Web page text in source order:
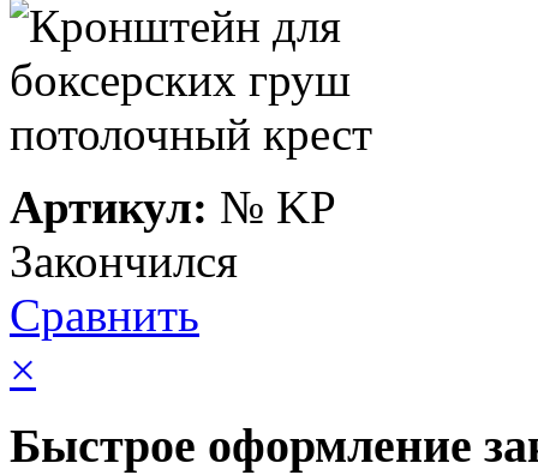
Артикул: № KP
Закончился
Сравнить
×
Быстрое оформление